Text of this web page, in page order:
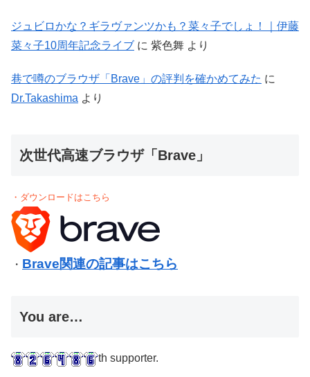
ジュビロかな？ギラヴァンツかも？菜々子でしょ！｜伊藤
菜々子10周年記念ライブ に 紫色舞 より
巷で噂のブラウザ「Brave」の評判を確かめてみた に
Dr.Takashima より
次世代高速ブラウザ「Brave」
・ダウンロードはこちら
・ Brave関連の記事はこちら
You are…
th supporter.